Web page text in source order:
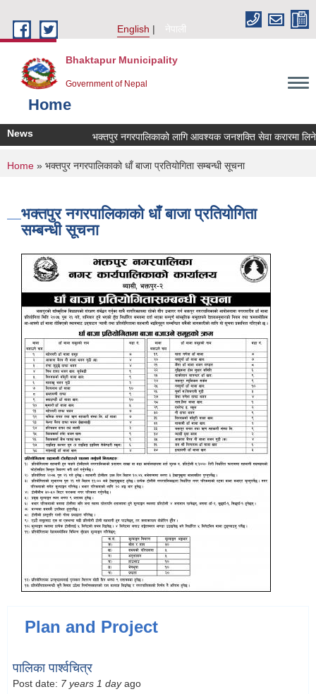
English
नेपाली
Bhaktapur Municipality
Government of Nepal
Home
News भक्तपुर नगरपालिकाको लागि आवश्यक जनशक्ति सेवा करारमा
You are here
Home » भक्तपुर नगरपालिकाको धाँ बाजा प्रतियोगिता सम्बन्धी सूचना
भक्तपुर नगरपालिकाको धाँ बाजा प्रतियोगिता
सम्बन्धी सूचना
Plan and Project
पालिका पार्श्वचित्र
Post date: 7 years 1 dayago